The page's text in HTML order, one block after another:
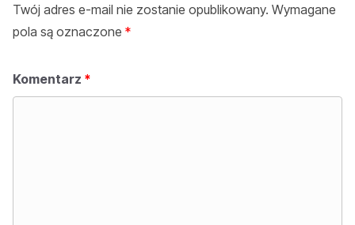
Twój adres e-mail nie zostanie opublikowany. Wymagane
pola są oznaczone *
Komentarz *